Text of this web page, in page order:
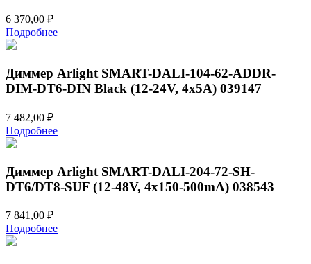
6 370,00 ₽
Подробнее
Диммер Arlight SMART-DALI-104-62-ADDR-
DIM-DT6-DIN Black (12-24V, 4x5A) 039147
7 482,00 ₽
Подробнее
Диммер Arlight SMART-DALI-204-72-SH-
DT6/DT8-SUF (12-48V, 4x150-500mA) 038543
7 841,00 ₽
Подробнее